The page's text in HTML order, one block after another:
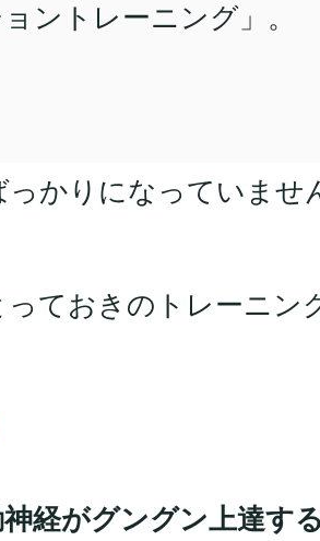
ントレーニング」。
かりになっていませ
ておきのトレーニン
経がグングン上達す